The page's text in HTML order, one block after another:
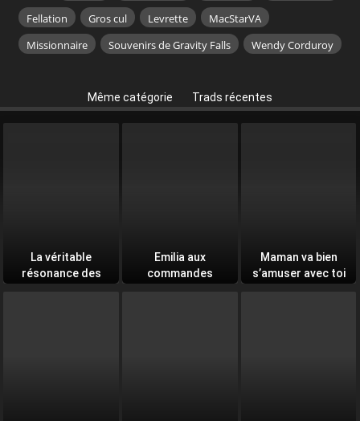
Fellation
Gros cul Levrette
MacStarVA
Missionnaire
Souvenirs de Gravity Falls Wendy Corduroy
Même catégorie Trads récentes
La véritable
résonance des
Emilia aux
commandes
Maman va bien
s’amuser avec toi